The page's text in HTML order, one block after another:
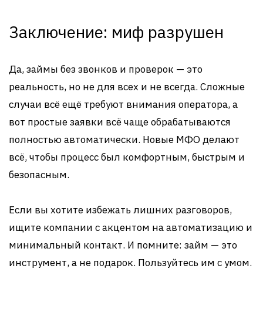
Заключение: миф разрушен
Да, займы без звонков и проверок — это
реальность, но не для всех и не всегда. Сложные
случаи всё ещё требуют внимания оператора, а
вот простые заявки всё чаще обрабатываются
полностью автоматически. Новые МФО делают
всё, чтобы процесс был комфортным, быстрым и
безопасным.
Если вы хотите избежать лишних разговоров,
ищите компании с акцентом на автоматизацию и
минимальный контакт. И помните: займ — это
инструмент, а не подарок. Пользуйтесь им с умом.